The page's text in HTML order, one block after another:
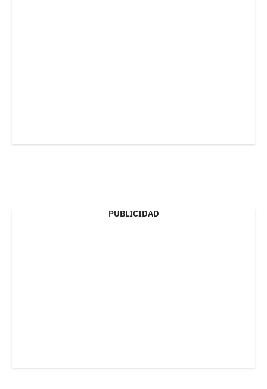
PUBLICIDAD